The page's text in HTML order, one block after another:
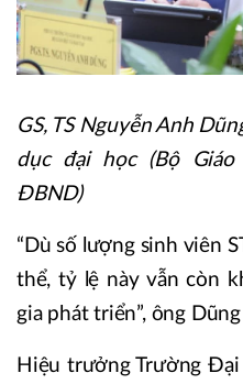
GS, TS Nguyễn Anh
dục đại học (Bộ
ĐBND)
“Dù số lượng sinh viên
thể, tỷ lệ này vẫn còn
gia phát triển”, ông
Hiệu trưởng Trường